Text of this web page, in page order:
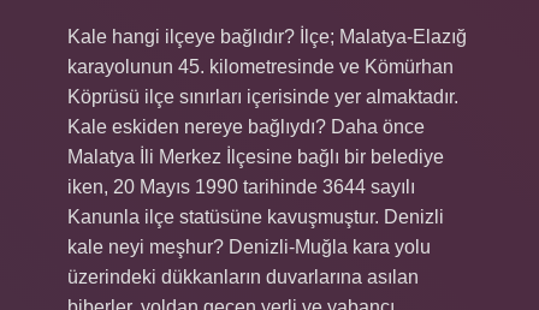
Kale hangi ilçeye bağlıdır? İlçe; Malatya-Elazığ
karayolunun 45. kilometresinde ve Kömürhan
Köprüsü ilçe sınırları içerisinde yer almaktadır.
Kale eskiden nereye bağlıydı? Daha önce
Malatya İli Merkez İlçesine bağlı bir belediye
iken, 20 Mayıs 1990 tarihinde 3644 sayılı
Kanunla ilçe statüsüne kavuşmuştur. Denizli
kale neyi meşhur? Denizli-Muğla kara yolu
üzerindeki dükkanların duvarlarına asılan